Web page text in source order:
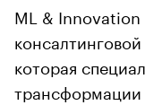
ML & Innovation
которая
трансформации